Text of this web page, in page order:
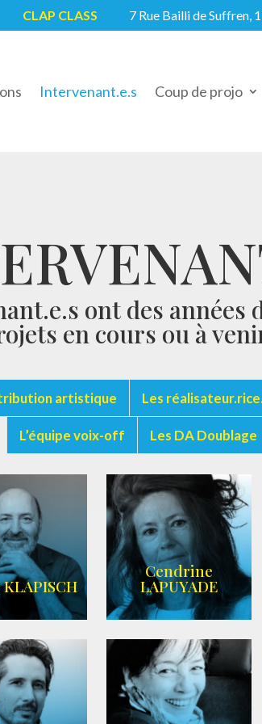
CLAP CLASS 7 Rue Bailli de Suffren,
Intervenant.e.s Coup de projo
ont des années
en cours ou à
artistique Les
L’équipe voix-off Les DA Doublage
Cendrine
LAPUYADE